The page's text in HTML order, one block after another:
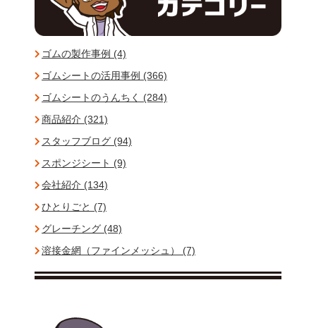
ゴムの製作事例 (4)
ゴムシートの活用事例 (366)
ゴムシートのうんちく (284)
商品紹介 (321)
スタッフブログ (94)
スポンジシート (9)
会社紹介 (134)
ひとりごと (7)
グレーチング (48)
溶接金網（ファインメッシュ） (7)